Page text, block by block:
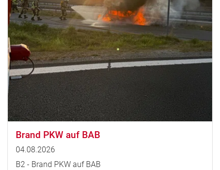
Brand PKW auf BAB
04.08.2026
B2 - Brand PKW auf BAB